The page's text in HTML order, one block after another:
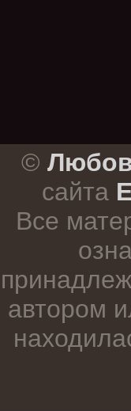
©
сайта
Все
автором